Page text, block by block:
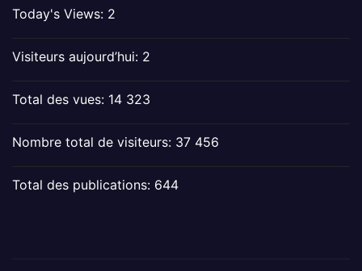
Today's Views: 2
Visiteurs aujourd’hui: 2
Total des vues: 14 323
Nombre total de visiteurs: 37 456
Total des publications: 644